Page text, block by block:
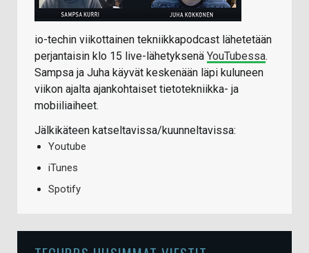
io-techin viikottainen tekniikkapodcast lähetetään
perjantaisin klo 15 live-lähetyksenä YouTubessa.
Sampsa ja Juha käyvät keskenään läpi kuluneen
viikon ajalta ajankohtaiset tietotekniikka- ja
mobiiliaiheet.
Jälkikäteen katseltavissa/kuunneltavissa:
Youtube
iTunes
Spotify